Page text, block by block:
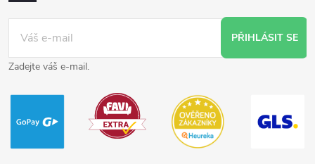
PŘIHLÁSIT SE
Zadejte váš e-mail.